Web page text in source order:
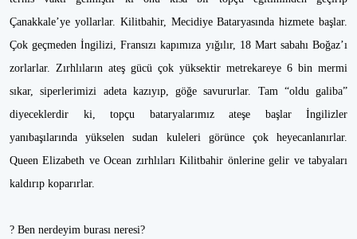
Çanakkale’ye yollarlar. Kilitbahir, Mecidiye Bataryasında hizmete başlar.
Çok geçmeden İngilizi, Fransızı kapımıza yığılır, 18 Mart sabahı Boğaz’ı
zorlarlar. Zırhlıların ateş gücü çok yüksektir metrekareye 6 bin mermi
sıkar, siperlerimizi adeta kazıyıp, göğe savururlar. Tam “oldu galiba”
diyeceklerdir ki, topçu bataryalarımız ateşe başlar İngilizler
yanıbaşılarında yükselen sudan kuleleri görünce çok heyecanlanırlar.
Queen Elizabeth ve Ocean zırhlıları Kilitbahir önlerine gelir ve tabyaları
kaldırıp koparırlar.
? Ben nerdeyim burası neresi?